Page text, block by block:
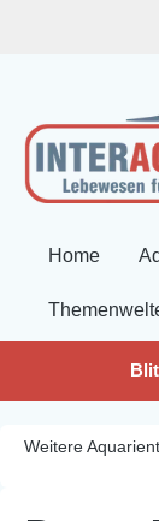
Home
Weitere